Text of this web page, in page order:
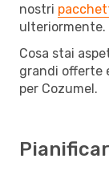
nostri
ulteriormente.
Cosa stai
grandi offerte
per Cozumel.